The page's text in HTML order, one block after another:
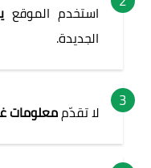
استخدم الموقع
الجديدة.
لا تقدّممعلومات